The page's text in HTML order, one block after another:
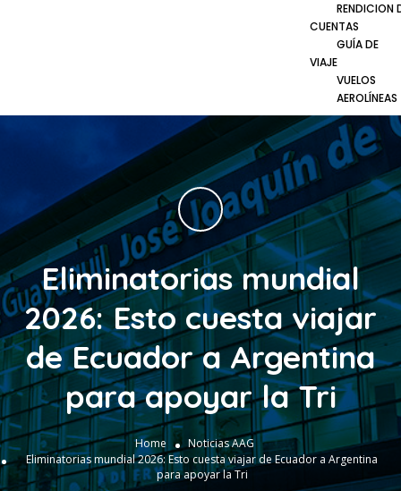
RENDICION
CUENTAS
GUÍA DE
VIAJE
VUELOS
AEROLÍNEAS
Eliminatorias mundial
2026: Esto cuesta viajar
de Ecuador a Argentina
para apoyar la Tri
Home
Noticias AAG
Eliminatorias mundial 2026: Esto cuesta viajar de Ecuador a Argentina
para apoyar la Tri